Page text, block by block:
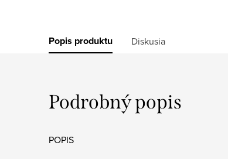
Popis produktu Diskusia
Podrobný popis
POPIS